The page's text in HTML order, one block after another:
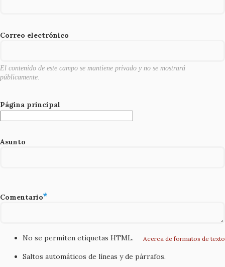
o
Correo electrónico
El contenido de este campo se mantiene privado y no se mostrará
públicamente.
Página principal
Asunto
Comentario
Acerca de formatos de texto
No se permiten etiquetas HTML.
Saltos automáticos de líneas y de párrafos.